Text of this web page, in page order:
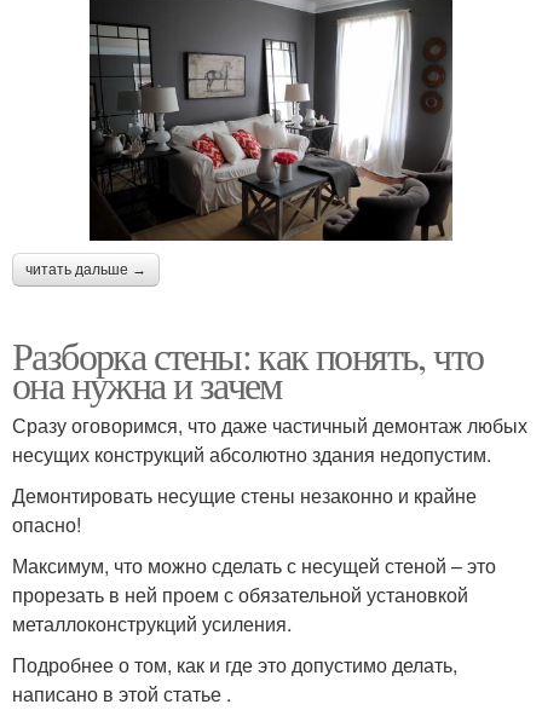
читать дальше →
Разборка стены: как понять, что
она нужна и зачем
Сразу оговоримся, что даже частичный демонтаж любых
несущих конструкций абсолютно здания недопустим.
Демонтировать несущие стены незаконно и крайне
опасно!
Максимум, что можно сделать с несущей стеной – это
прорезать в ней проем с обязательной установкой
металлоконструкций усиления.
Подробнее о том, как и где это допустимо делать,
написано в этой статье .